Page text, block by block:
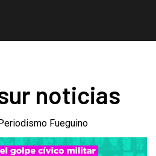
noticias
Fueguino